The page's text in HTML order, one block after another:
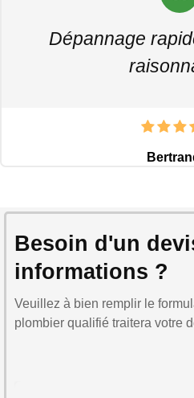
Dépannage
Besoin d'un
informations ?
Veuillez à bien remplir le
plombier qualifié traitera votre